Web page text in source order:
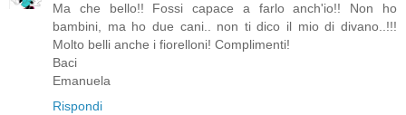
Ma che bello!! Fossi capace a farlo anch'io!! Non ho
bambini, ma ho due cani.. non ti dico il mio di divano..!!!
Molto belli anche i fiorelloni! Complimenti!
Baci
Emanuela
Rispondi